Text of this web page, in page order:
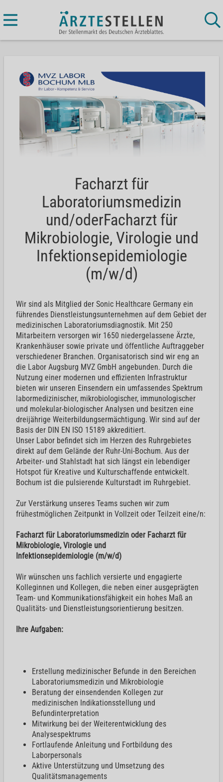
Facharzt für
Laboratoriumsmedizin
und/oderFacharzt für
Mikrobiologie, Virologie und
Infektionsepidemiologie
(m/w/d)
Wir sind als Mitglied der Sonic Healthcare Germany ein
führendes Dienstleistungsunternehmen auf dem Gebiet der
medizinischen Laboratoriumsdiagnostik. Mit 250
Mitarbeitern versorgen wir 1650 niedergelassene Ärzte,
Krankenhäuser sowie private und öffentliche Auftraggeber
verschiedener Branchen. Organisatorisch sind wir eng an
die Labor Augsburg MVZ GmbH angebunden. Durch die
Nutzung einer modernen und effizienten Infrastruktur
bieten wir unseren Einsendern ein umfassendes Spektrum
labormedizinischer, mikrobiologischer, immunologischer
und molekular-biologischer Analysen und besitzen eine
dreijährige Weiterbildungsermächtigung. Wir sind auf der
Basis der DIN EN ISO 15189 akkreditiert.
Unser Labor befindet sich im Herzen des Ruhrgebietes
direkt auf dem Gelände der Ruhr-Uni-Bochum. Aus der
Arbeiter- und Stahlstadt hat sich längst ein lebendiger
Hotspot für Kreative und Kulturschaffende entwickelt.
Bochum ist die pulsierende Kulturstadt im Ruhrgebiet.
Zur Verstärkung unseres Teams suchen wir zum
frühestmöglichen Zeitpunkt in Vollzeit oder Teilzeit eine/n:
Facharzt für Laboratoriumsmedizin oder Facharzt für
Mikrobiologie, Virologie und
Infektionsepidemiologie (m/w/d)
Wir wünschen uns fachlich versierte und engagierte
Kolleginnen und Kollegen, die neben einer ausgeprägten
Team- und Kommunikationsfähigkeit ein hohes Maß an
Qualitäts- und Dienstleistungsorientierung besitzen.
Ihre Aufgaben:
Erstellung medizinischer Befunde in den Bereichen
Laboratoriumsmedizin und Mikrobiologie
Beratung der einsendenden Kollegen zur
medizinischen Indikationsstellung und
Befundinterpretation
Mitwirkung bei der Weiterentwicklung des
Analysespektrums
Fortlaufende Anleitung und Fortbildung des
Laborpersonals
Aktive Unterstützung und Umsetzung des
Qualitätsmanagements